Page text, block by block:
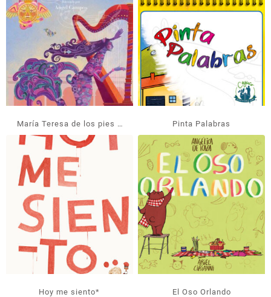
María Teresa de los pies a
la cabeza
Pinta Palabras
Hoy me siento* El Oso Orlando